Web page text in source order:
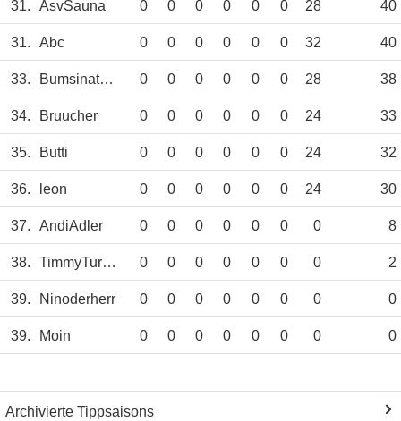
31. AsvSauna 0 0 0 0 0 0 28 40
31. Abc 0 0 0 0 0 0 32 40
33. Bumsinator3000 0 0 0 0 0 0 28 38
34. Bruucher 0 0 0 0 0 0 24 33
35. Butti 0 0 0 0 0 0 24 32
36. leon 0 0 0 0 0 0 24 30
37. AndiAdler 0 0 0 0 0 0 0 8
38. TimmyTurner 0 0 0 0 0 0 0 2
39. Ninoderherr 0 0 0 0 0 0 0 0
39. Moin 0 0 0 0 0 0 0 0
Archivierte Tippsaisons